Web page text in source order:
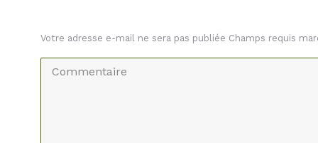
Votre adresse e-mail ne sera pas publiée Champs requis
Commentaire